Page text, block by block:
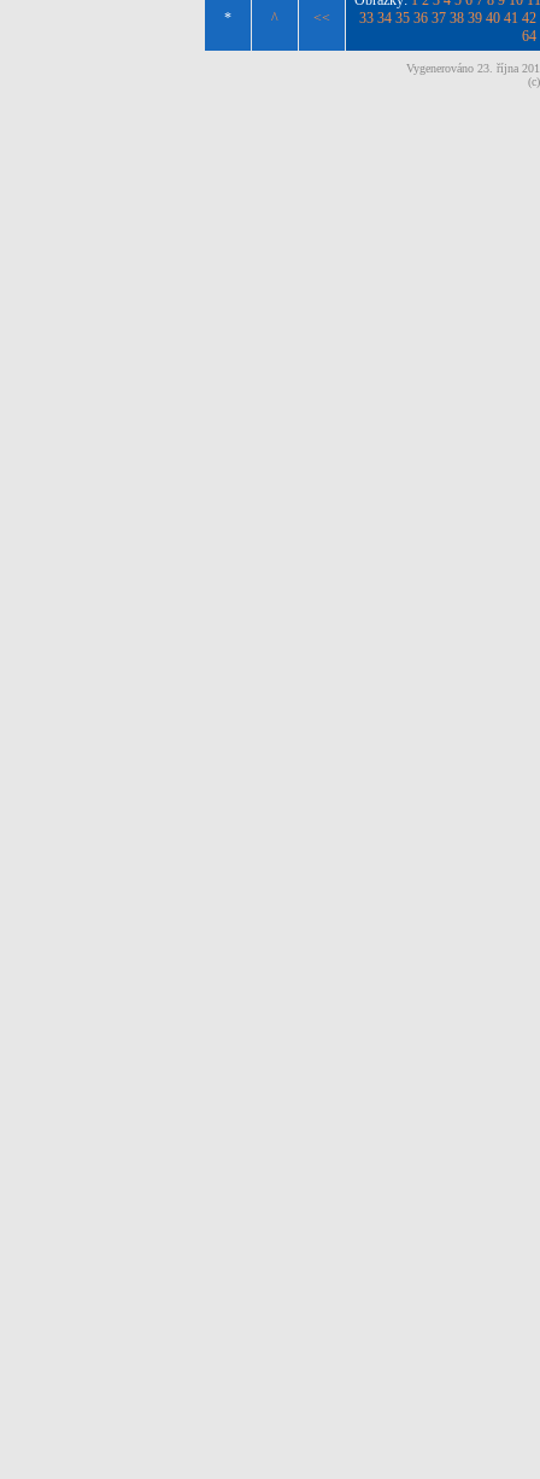
* ^ <<
33 34 35 36 37 38 39 40 41 42
64
Vygenerováno 23. října